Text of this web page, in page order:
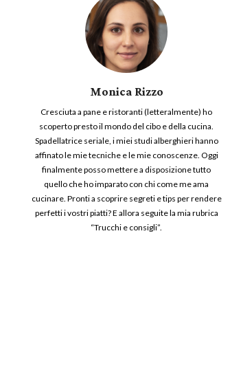
Monica Rizzo
Cresciuta a pane e ristoranti (letteralmente) ho
scoperto presto il mondo del cibo e della cucina.
Spadellatrice seriale, i miei studi alberghieri hanno
affinato le mie tecniche e le mie conoscenze. Oggi
finalmente posso mettere a disposizione tutto
quello che ho imparato con chi come me ama
cucinare. Pronti a scoprire segreti e tips per rendere
perfetti i vostri piatti? E allora seguite la mia rubrica
“Trucchi e consigli”.